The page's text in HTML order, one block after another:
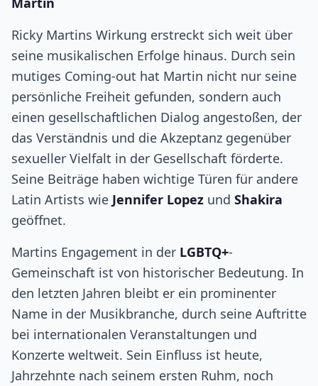
Ricky Martins Wirkung erstreckt sich weit über
seine musikalischen Erfolge hinaus. Durch sein
mutiges Coming-out hat Martin nicht nur seine
persönliche Freiheit gefunden, sondern auch
einen gesellschaftlichen Dialog angestoßen, der
das Verständnis und die Akzeptanz gegenüber
sexueller Vielfalt in der Gesellschaft förderte.
Seine Beiträge haben wichtige Türen für andere
Latin Artists wie Jennifer Lopez und Shakira
geöffnet.
Martins Engagement in der LGBTQ+-
Gemeinschaft ist von historischer Bedeutung. In
den letzten Jahren bleibt er ein prominenter
Name in der Musikbranche, durch seine Auftritte
bei internationalen Veranstaltungen und
Konzerte weltweit. Sein Einfluss ist heute,
Jahrzehnte nach seinem ersten Ruhm, noch